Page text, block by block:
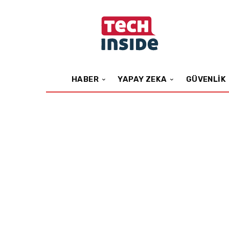
HABER YAPAY ZEKA GÜVENLIK